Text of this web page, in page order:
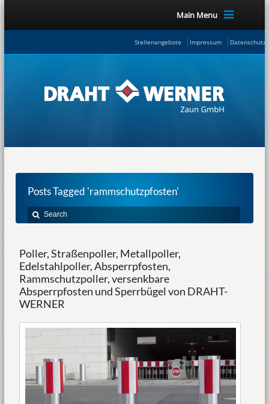
Main Menu
Stellenangebote Impressum
Posts Tagged 'rammschutzpfosten'
Poller, Straßenpoller, Metallpoller,
Edelstahlpoller, Absperrpfosten,
Rammschutzpoller, versenkbare
Absperrpfosten und Sperrbügel von DRAHT-
WERNER